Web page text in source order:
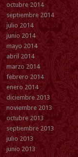
octubre 2014
septiembre 2014
julio 2014
junio 2014
mayo 2014
abril 2014
marzo 2014
febrero 2014
enero 2014
diciembre 2013
noviembre 2013
octubre 2013
septiembre 2013
julio 2013
junio 2013